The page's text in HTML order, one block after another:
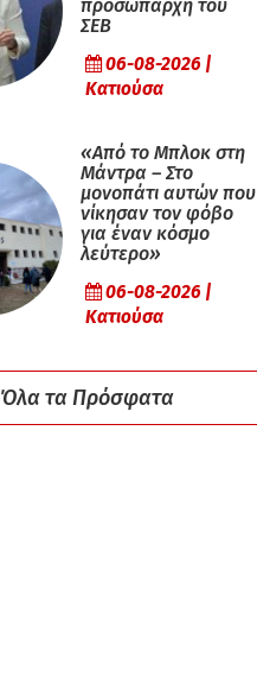
προσωπάρχη του
ΣΕΒ
06-08-2026 |
Κατιούσα
«Από το Μπλοκ στη
Μάντρα – Στο
μονοπάτι αυτών που
νίκησαν τον φόβο
για έναν κόσμο
λεύτερο»
06-08-2026 |
Κατιούσα
Όλα τα Πρόσφατα